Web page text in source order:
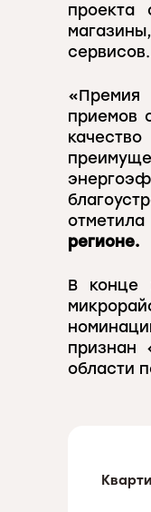
проекта
сервисов.
«Премия
приемов
отметила
регионе.
В конце
признан
области